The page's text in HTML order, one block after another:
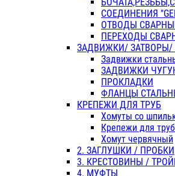
СОЕДИНЕНИЯ
ОТВОДЫ
ПЕРЕХОДЫ
ЗАДВИЖКИ/
Задвижки
ЗАДВИЖКИ
ПРОКЛАДКИ
ФЛАНЦЫ
КРЕПЕЖИ ДЛЯ ТРУБ
Хомуты со
Крепежи для
Хомут червячный
2. ЗАГЛУШКИ / ПРОБКИ
3. КРЕСТОВИНЫ /
4. МУФТЫ